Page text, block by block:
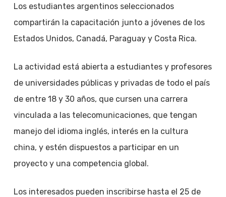
Los estudiantes argentinos seleccionados
compartirán la capacitación junto a jóvenes de los
Estados Unidos, Canadá, Paraguay y Costa Rica.
La actividad está abierta a estudiantes y profesores
de universidades públicas y privadas de todo el país
de entre 18 y 30 años, que cursen una carrera
vinculada a las telecomunicaciones, que tengan
manejo del idioma inglés, interés en la cultura
china, y estén dispuestos a participar en un
proyecto y una competencia global.
Los interesados pueden inscribirse hasta el 25 de